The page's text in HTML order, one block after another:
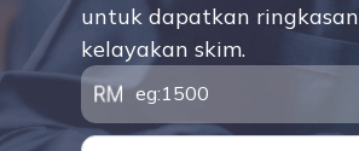
untuk dapatkan ringkasan
kelayakan skim.